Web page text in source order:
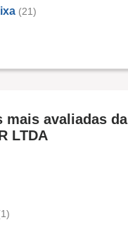
(21)
mais avaliadas da
LTDA